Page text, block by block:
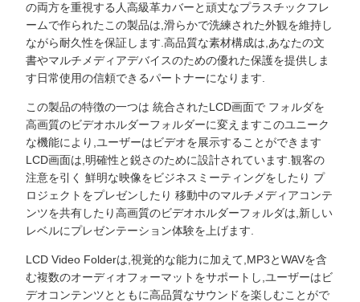
の両方を重視する人高級革カバーと頑丈なプラスチックフレ
ームで作られたこの製品は,滑らかで洗練された外観を維持し
ながら耐久性を保証します.高品質な素材構成は,あなたの文
書やマルチメディアデバイスのための優れた保護を提供しま
す日常使用の信頼できるパートナーになります.
この製品の特徴の一つは 統合されたLCD画面で フォルダを
高画質のビデオホルダーフォルダーに変えますこのユニーク
な機能により,ユーザーはビデオを展示することができます
LCD画面は,明確性と鋭さのために設計されています.観客の
注意を引く 鮮明な映像をビジネスミーティングをしたり プ
ロジェクトをプレゼンしたり 移動中のマルチメディアコンテ
ンツを共有したり高画質のビデオホルダーフォルダは,新しい
レベルにプレゼンテーション体験を上げます.
LCD Video Folderは,視覚的な能力に加えて,MP3とWAVを含
む複数のオーディオフォーマットをサポートし,ユーザーはビ
デオコンテンツとともに高品質なサウンドを楽しむことがで